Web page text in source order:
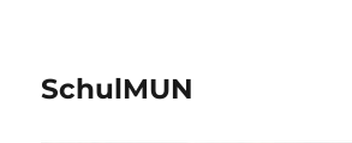
SchulMUN